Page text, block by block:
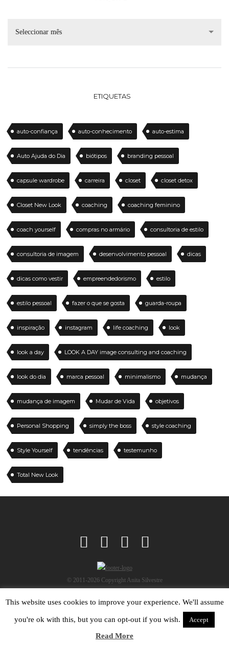
Seleccionar mês
ETIQUETAS
auto-confiança auto-conhecimento auto-estima
Auto Ajuda do Dia biótipos branding pessoal
capsule wardrobe carreira closet closet detox
Closet New Look coaching coaching feminino
coach yourself compras no armário consultoria de estilo
consultoria de imagem desenvolvimento pessoal dicas
dicas como vestir empreendedorismo estilo
estilo pessoal fazer o que se gosta guarda-roupa
inspiração instagram life coaching look
look a day LOOK A DAY image consulting and coaching
look do dia marca pessoal minimalismo mudança
mudança de imagem Mudar de Vida objetivos
Personal Shopping simply the boss style coaching
Style Yourself tendências testemunho
Total New Look
© 2011-2026 Copyright Anita Silvestre
This website uses cookies to improve your experience. We'll assume
you're ok with this, but you can opt-out if you wish. Accept
Read More